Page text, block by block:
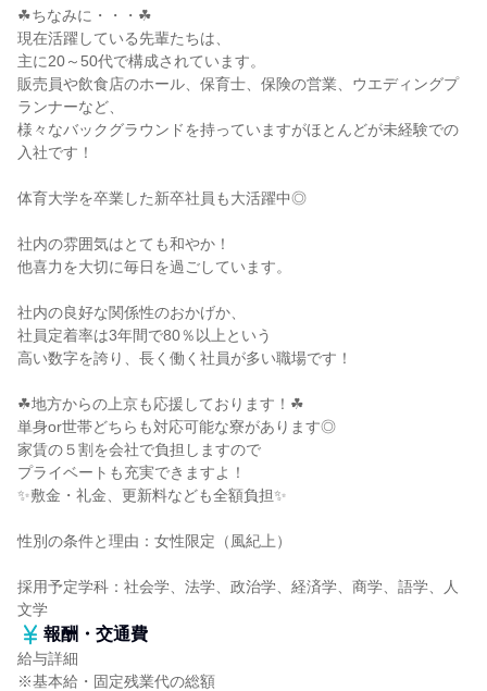
☘ちなみに・・・☘
現在活躍している先輩たちは、
主に20～50代で構成されています。
販売員や飲食店のホール、保育士、保険の営業、ウエディングプ
ランナーなど、
様々なバックグラウンドを持っていますがほとんどが未経験での
入社です！
体育大学を卒業した新卒社員も大活躍中◎
社内の雰囲気はとても和やか！
他喜力を大切に毎日を過ごしています。
社内の良好な関係性のおかげか、
社員定着率は3年間で80％以上という
高い数字を誇り、長く働く社員が多い職場です！
☘地方からの上京も応援しております！☘
単身or世帯どちらも対応可能な寮があります◎
家賃の５割を会社で負担しますので
プライベートも充実できますよ！
✨敷金・礼金、更新料なども全額負担✨
性別の条件と理由：女性限定（風紀上）
採用予定学科：社会学、法学、政治学、経済学、商学、語学、人
文学
報酬・交通費
給与詳細
※基本給・固定残業代の総額